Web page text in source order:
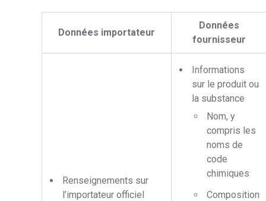
Données importateur
Données
fournisseur
Renseignements sur
l’importateur officiel
Informations
sur le produit ou
la substance
Nom, y
compris les
noms de
code
chimiques
Composition